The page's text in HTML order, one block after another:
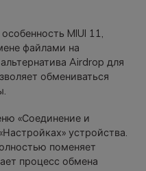
MIUI 11,
файлами на
Airdrop для
обмениваться
«Соединение и
устройства.
поменяет
процесс обмена